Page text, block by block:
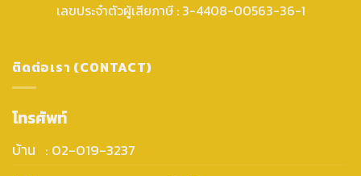
เลขประจำตัวผู้เสียภาษี : 3-4408-00563-36-1
ติดต่อเรา (CONTACT)
โทรศัพท์
บ้าน : 02-019-3237